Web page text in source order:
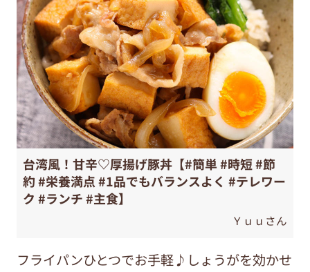
台湾風！甘辛♡厚揚げ豚丼【#簡単 #時短 #節
約 #栄養満点 #1品でもバランスよく #テレワー
ク #ランチ #主食】
Ｙｕｕさん
フライパンひとつでお手軽♪しょうがを効かせ